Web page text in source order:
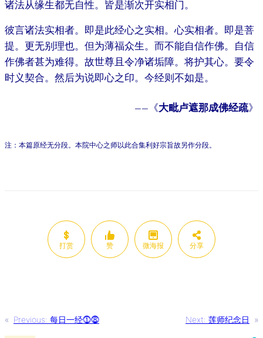
诸法从缘生都无自性。皆是渐次开实相门。
彼言诸法实相者。即是此经心之实相。心实相者。即是菩
提。更无别理也。但为薄福众生。而不能自信作佛。自信
作佛者甚为难得。故世尊且令净诸垢障。将护其心。要令
时义契合。然后为说即心之印。今经则不如是。
——《大毗卢遮那成佛经疏》
注：本篇原经无分段。本院中心之师以此合集利好宗旨故另作分段。
打赏 赞 微海报 分享
« Previous: 每日一经⓵⓼ Next: 莲师纪念日 »